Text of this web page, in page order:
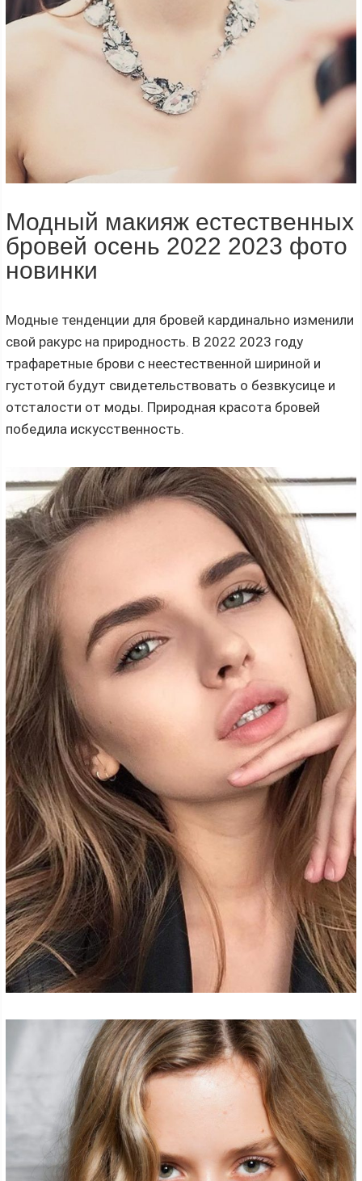
Модный макияж естественных
бровей осень 2022 2023 фото
новинки
Модные тенденции для бровей кардинально изменили
свой ракурс на природность. В 2022 2023 году
трафаретные брови с неестественной шириной и
густотой будут свидетельствовать о безвкусице и
отсталости от моды. Природная красота бровей
победила искусственность.